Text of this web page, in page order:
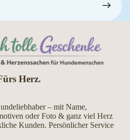
Herz.
– mit Name,
oder Foto & ganz viel Herz
Kunden. Persönlicher Service